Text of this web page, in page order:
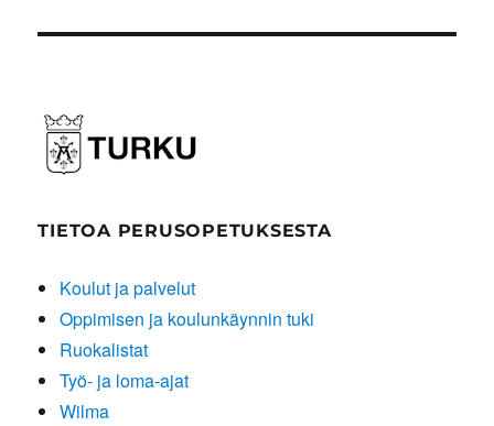
TIETOA PERUSOPETUKSESTA
Koulut ja palvelut
Oppimisen ja koulunkäynnin tuki
Ruokalistat
Työ- ja loma-ajat
Wilma